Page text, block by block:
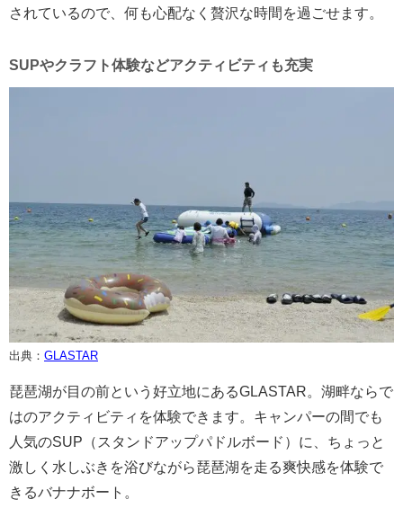
されているので、何も心配なく贅沢な時間を過ごせます。
SUPやクラフト体験などアクティビティも充実
出典： GLASTAR
琵琶湖が目の前という好立地にあるGLASTAR。湖畔ならで
はのアクティビティを体験できます。キャンパーの間でも
人気のSUP（スタンドアップパドルボード）に、ちょっと
激しく水しぶきを浴びながら琵琶湖を走る爽快感を体験で
きるバナナボート。